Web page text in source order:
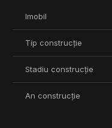
Imobil
Tip construcție
Stadiu construcție
An construcție